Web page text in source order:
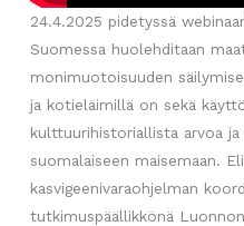
24.4.2025 pidetyssä
Suomessa huolehditaan
monimuotoisuuden
ja kotieläimillä on sekä
kulttuurihistoriallista arvoa
suomalaiseen maisemaan.
kasvigeenivaraohjelman
tutkimuspäällikkönä